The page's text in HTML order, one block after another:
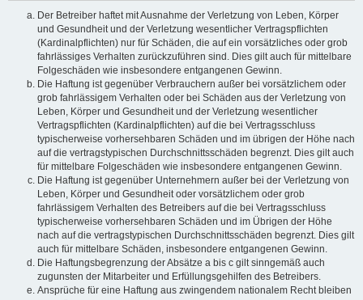
Der Betreiber haftet mit Ausnahme der Verletzung von Leben, Körper
und Gesundheit und der Verletzung wesentlicher Vertragspflichten
(Kardinalpflichten) nur für Schäden, die auf ein vorsätzliches oder grob
fahrlässiges Verhalten zurückzuführen sind. Dies gilt auch für mittelbare
Folgeschäden wie insbesondere entgangenen Gewinn.
Die Haftung ist gegenüber Verbrauchern außer bei vorsätzlichem oder
grob fahrlässigem Verhalten oder bei Schäden aus der Verletzung von
Leben, Körper und Gesundheit und der Verletzung wesentlicher
Vertragspflichten (Kardinalpflichten) auf die bei Vertragsschluss
typischerweise vorhersehbaren Schäden und im übrigen der Höhe nach
auf die vertragstypischen Durchschnittsschäden begrenzt. Dies gilt auch
für mittelbare Folgeschäden wie insbesondere entgangenen Gewinn.
Die Haftung ist gegenüber Unternehmern außer bei der Verletzung von
Leben, Körper und Gesundheit oder vorsätzlichem oder grob
fahrlässigem Verhalten des Betreibers auf die bei Vertragsschluss
typischerweise vorhersehbaren Schäden und im Übrigen der Höhe
nach auf die vertragstypischen Durchschnittsschäden begrenzt. Dies gilt
auch für mittelbare Schäden, insbesondere entgangenen Gewinn.
Die Haftungsbegrenzung der Absätze a bis c gilt sinngemäß auch
zugunsten der Mitarbeiter und Erfüllungsgehilfen des Betreibers.
Ansprüche für eine Haftung aus zwingendem nationalem Recht bleiben